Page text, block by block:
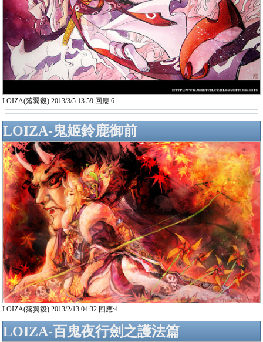
LOIZA(落翼殺) 2013/3/5 13:59 回應:6
LOIZA-鬼姬鈴鹿御前
LOIZA(落翼殺) 2013/2/13 04:32 回應:4
LOIZA-百鬼夜行劍之護法篇